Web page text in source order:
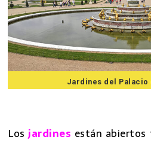
Jardines del Palacio
Los jardines están abiertos